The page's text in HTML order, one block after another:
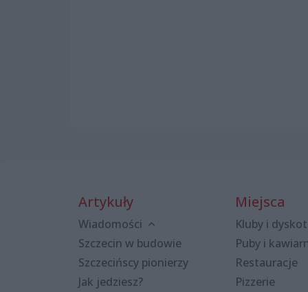
Artykuły
Wiadomości
Szczecin w budowie
Szczecińscy pionierzy
Jak jedziesz?
Miejsca
Kluby i
Puby i
Restauracje
Pizzerie